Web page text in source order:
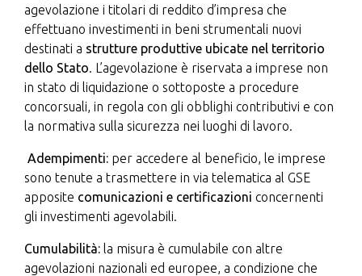
agevolazione i titolari di reddito d’impresa che
effettuano investimenti in beni strumentali nuovi
destinati a strutture produttive ubicate nel territorio
dello Stato. L’agevolazione è riservata a imprese non
in stato di liquidazione o sottoposte a procedure
concorsuali, in regola con gli obblighi contributivi e con
la normativa sulla sicurezza nei luoghi di lavoro.
Adempimenti: per accedere al beneficio, le imprese
sono tenute a trasmettere in via telematica al GSE
apposite comunicazioni e certificazioni concernenti
gli investimenti agevolabili.
Cumulabilità: la misura è cumulabile con altre
agevolazioni nazionali ed europee, a condizione che